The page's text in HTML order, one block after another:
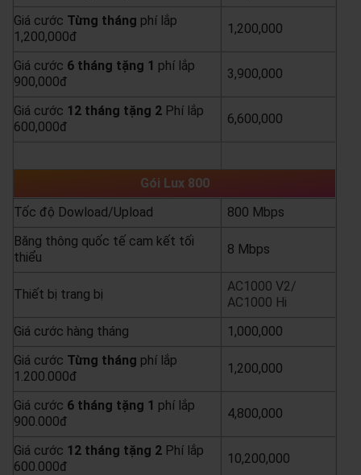
Giá cước Từng tháng phí lắp
1,200,000đ
1,200,000
Giá cước 6 tháng tặng 1 phí lắp
900,000đ
3,900,000
Giá cước 12 tháng tặng 2 Phí lắp
600,000đ
6,600,000
Gói Lux 800
Tốc độ Dowload/Upload
800 Mbps
Băng thông quốc tế cam kết tối
thiểu
8 Mbps
Thiết bị trang bị
AC1000 V2/
AC1000 Hi
Giá cước hàng tháng
1,000,000
Giá cước Từng tháng phí lắp
1.200.000đ
1,200,000
Giá cước 6 tháng tặng 1 phí lắp
900.000đ
4,800,000
Giá cước 12 tháng tặng 2 Phí lắp
600.000đ
10,200,000